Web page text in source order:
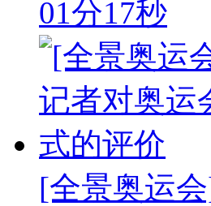
01分17秒
[全景奥运